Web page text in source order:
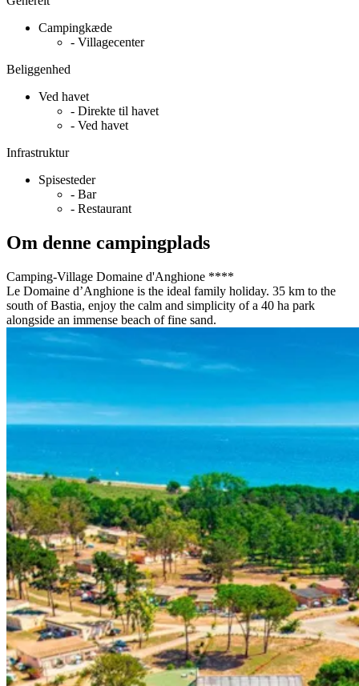
Campingkæde
- Villagecenter
Beliggenhed
Ved havet
- Direkte til havet
- Ved havet
Infrastruktur
Spisesteder
- Bar
- Restaurant
Om denne campingplads
Camping-Village Domaine d'Anghione ****
Le Domaine d’Anghione is the ideal family holiday. 35 km to the
south of Bastia, enjoy the calm and simplicity of a 40 ha park
alongside an immense beach of fine sand.